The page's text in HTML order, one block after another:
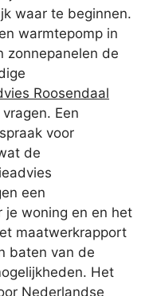
waar te beginnen.
warmtepomp in
zonnepanelen de
Roosendaal
Een
voor
de
een
je woning en en het
maatwerkrapport
baten van de
Het
Nederlandse